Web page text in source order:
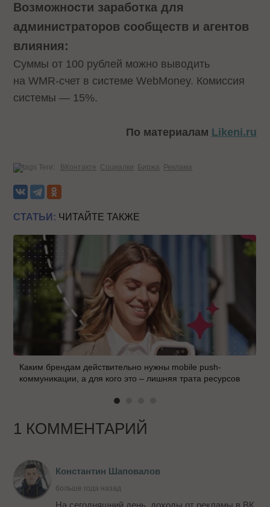
Возможности заработка для
администраторов сообществ и агентов
влияния:
Суммы от 100 рублей можно выводить
на WMR-счет в системе WebMoney. Комиссия
системы — 15%.
По материалам Likeni.ru
Теги: ВКонтакте Социалки Биржа Реклама
СТАТЬИ: ЧИТАЙТЕ ТАКЖЕ
Каким брендам действительно нужны mobile push-
коммуникации, а для кого это – лишняя трата ресурсов
1 КОММЕНТАРИЙ
Константин Шаповалов
больше года назад
На сегодняшний день, доходы от рекламы в ВК